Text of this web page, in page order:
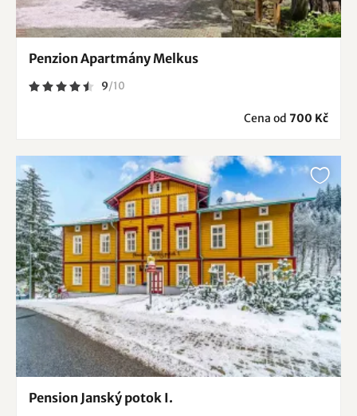
Penzion Apartmány Melkus
9/10
Cena od 700 Kč
Pension Janský potok I.